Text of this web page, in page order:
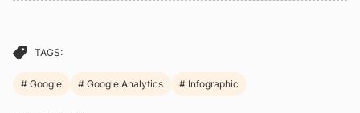
TAGS:
Google Google Analytics Infographic